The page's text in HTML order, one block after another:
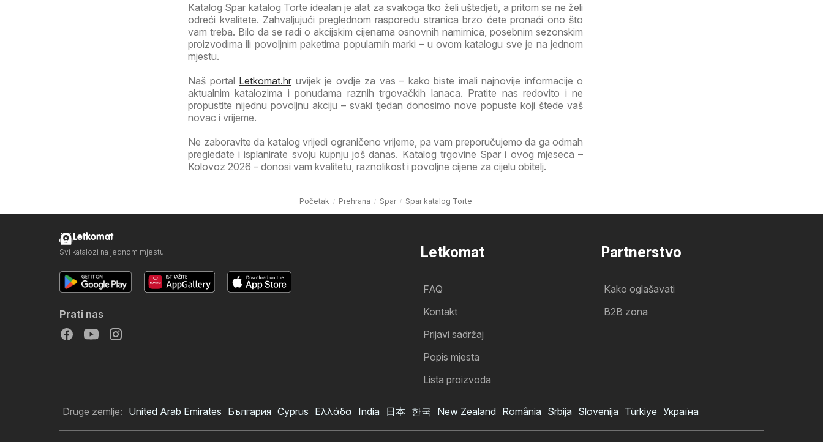
Spar katalog
Katalog Spar katalog Torte idealan je alat za svakoga tko želi uštedjeti, a pritom se ne želi
odreći kvalitete. Zahvaljujući preglednom rasporedu stranica brzo ćete pronaći ono što
vam treba. Bilo da se radi o akcijskim cijenama osnovnih namirnica, posebnim sezonskim
proizvodima ili povoljnim paketima popularnih marki – u ovom katalogu sve je na jednom
mjestu.
Naš portal Letkomat.hr uvijek je ovdje za vas – kako biste imali najnovije informacije o
aktualnim katalozima i ponudama raznih trgovačkih lanaca. Pratite nas redovito i ne
propustite nijednu povoljnu akciju – svaki tjedan donosimo nove popuste koji štede vaš
novac i vrijeme.
Ne zaboravite da katalog vrijedi ograničeno vrijeme, pa vam preporučujemo da ga odmah
pregledate i isplanirate svoju kupnju još danas. Katalog trgovine Spar i ovog mjeseca –
Kolovoz 2026 – donosi vam kvalitetu, raznolikost i povoljne cijene za cijelu obitelj.
Početak Prehrana Spar Spar katalog Torte
Letkomat
FAQ
Kontakt
Prijavi sadržaj
Popis mjesta
Lista proizvoda
Partnerstvo
Kako oglašavati
B2B zona
Letkomat
Svi katalozi na jednom mjestu
Prati nas
Druge zemlje: United Arab Emirates България Cyprus Ελλάδα India 日本 한국 New Zealand România Srbija Slovenija Türkiye Україна